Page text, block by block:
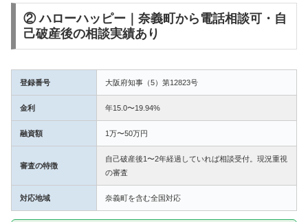
② ハローハッピー｜奈義町から電話相談可・自
己破産後の相談実績あり
登録番号 大阪府知事（5）第12823号
金利 年15.0〜19.94%
融資額 1万〜50万円
審査の特徴
自己破産後1〜2年経過していれば相談受付。現況重視
の審査
対応地域 奈義町を含む全国対応